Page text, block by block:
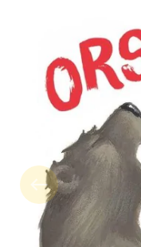
Precedente
west